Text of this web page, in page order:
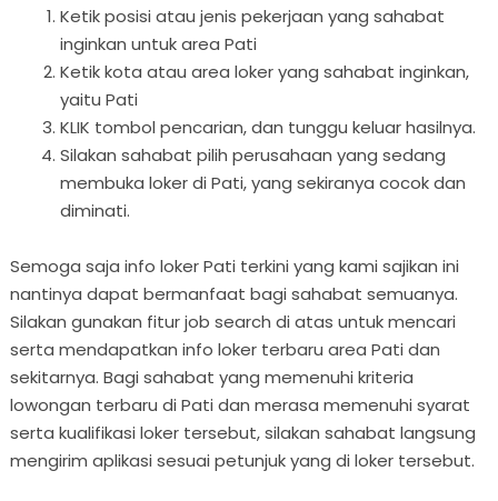
Ketik posisi atau jenis pekerjaan yang sahabat
inginkan untuk area Pati
Ketik kota atau area loker yang sahabat inginkan,
yaitu Pati
KLIK tombol pencarian, dan tunggu keluar hasilnya.
Silakan sahabat pilih perusahaan yang sedang
membuka loker di Pati, yang sekiranya cocok dan
diminati.
Semoga saja info loker Pati terkini yang kami sajikan ini
nantinya dapat bermanfaat bagi sahabat semuanya.
Silakan gunakan fitur job search di atas untuk mencari
serta mendapatkan info loker terbaru area Pati dan
sekitarnya. Bagi sahabat yang memenuhi kriteria
lowongan terbaru di Pati dan merasa memenuhi syarat
serta kualifikasi loker tersebut, silakan sahabat langsung
mengirim aplikasi sesuai petunjuk yang di loker tersebut.